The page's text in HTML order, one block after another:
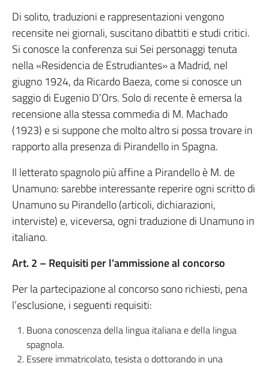
Di solito, traduzioni e rappresentazioni vengono
recensite nei giornali, suscitano dibattiti e studi critici.
Si conosce la conferenza sui Sei personaggi tenuta
nella «Residencia de Estrudiantes» a Madrid, nel
giugno 1924, da Ricardo Baeza, come si conosce un
saggio di Eugenio D’Ors. Solo di recente è emersa la
recensione alla stessa commedia di M. Machado
(1923) e si suppone che molto altro si possa trovare in
rapporto alla presenza di Pirandello in Spagna.
Il letterato spagnolo più affine a Pirandello è M. de
Unamuno: sarebbe interessante reperire ogni scritto di
Unamuno su Pirandello (articoli, dichiarazioni,
interviste) e, viceversa, ogni traduzione di Unamuno in
italiano.
Art. 2 – Requisiti per l’ammissione al concorso
Per la partecipazione al concorso sono richiesti, pena
l’esclusione, i seguenti requisiti:
Buona conoscenza della lingua italiana e della lingua
spagnola.
Essere immatricolato, tesista o dottorando in una